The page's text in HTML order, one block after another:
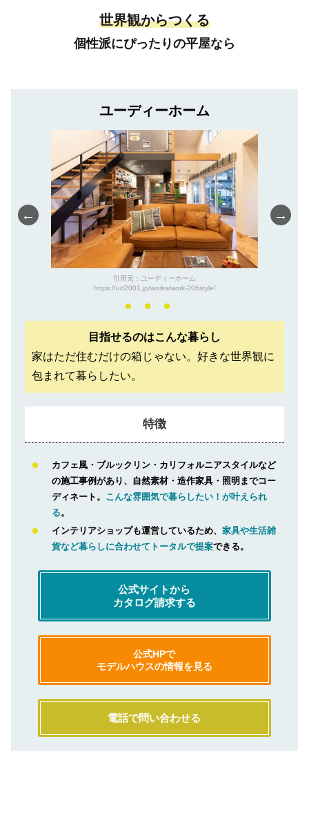
世界観からつくる
個性派にぴったりの平屋なら
ユーディーホーム
←
引用元：ユーディーホーム
https://ud2001.jp/works/work-206style/
→
目指せるのはこんな暮らし
家はただ住むだけの箱じゃない。好きな世界観に
包まれて暮らしたい。
特徴
カフェ風・ブルックリン・カリフォルニアスタイルなど
の施工事例があり、自然素材・造作家具・照明までコー
ディネート。 こんな雰囲気で暮らしたい！が叶えられ
る。
インテリアショップも運営しているため、家具や生活雑
貨など暮らしに合わせてトータルで提案できる。
公式サイトから
カタログ請求する
公式HPで
モデルハウスの情報を見る
電話で問い合わせる